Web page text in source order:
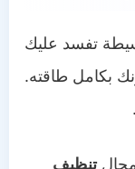
تفسد عليك
بكامل طاقته.
مجالتنظيف